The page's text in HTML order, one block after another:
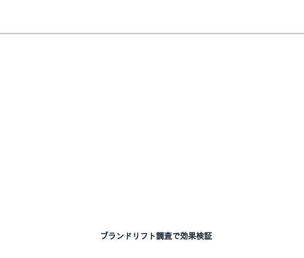
ブランドリフト調査で効果検証